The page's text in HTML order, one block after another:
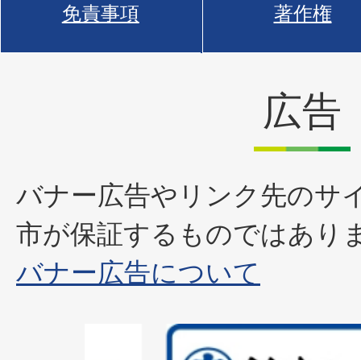
免責事項 著作権
広告
バナー広告やリンク先のサ
市が保証するものではあり
バナー広告について
2